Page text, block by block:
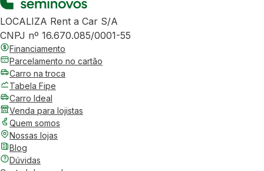
LOCALIZA Rent a Car S/A
CNPJ nº 16.670.085/0001-55
Financiamento
Parcelamento no cartão
Carro na troca
Tabela Fipe
Carro Ideal
Venda para lojistas
Quem somos
Nossas lojas
Blog
Dúvidas